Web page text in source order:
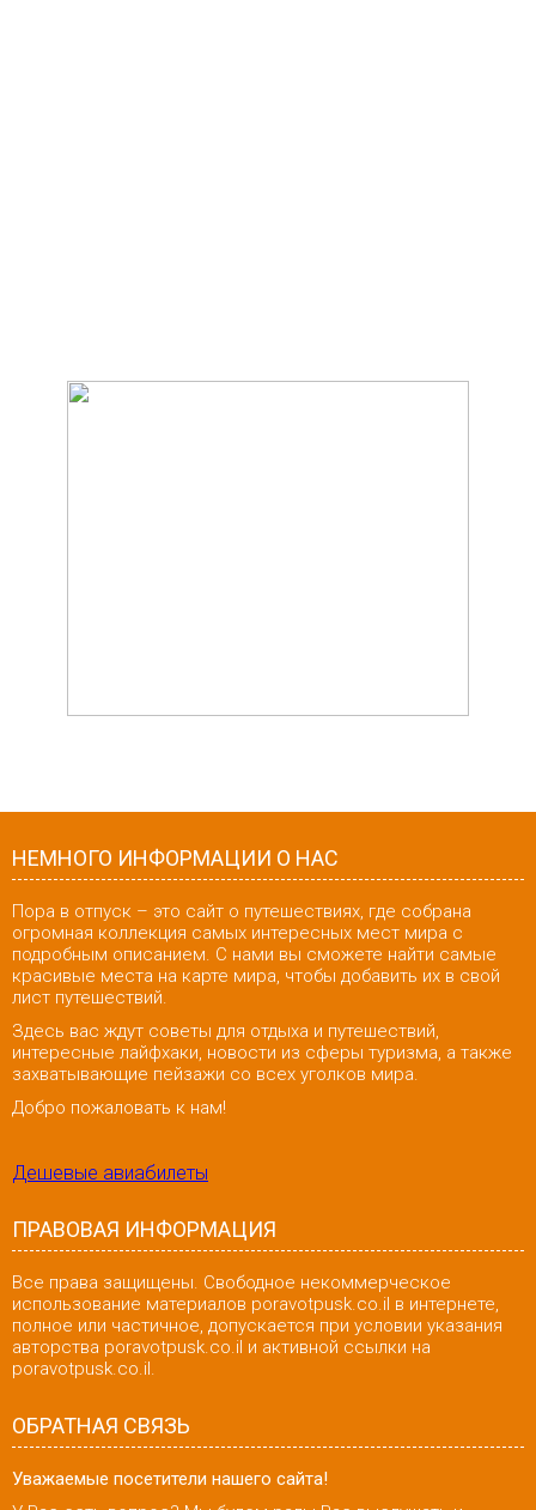
НЕМНОГО ИНФОРМАЦИИ О НАС
Пора в отпуск – это сайт о путешествиях, где собрана
огромная коллекция самых интересных мест мира с
подробным описанием. С нами вы сможете найти самые
красивые места на карте мира, чтобы добавить их в свой
лист путешествий.
Здесь вас ждут советы для отдыха и путешествий,
интересные лайфхаки, новости из сферы туризма, а также
захватывающие пейзажи со всех уголков мира.
Добро пожаловать к нам!
Дешевые авиабилеты
ПРАВОВАЯ ИНФОРМАЦИЯ
Все права защищены. Свободное некоммерческое
использование материалов poravotpusk.co.il в интернете,
полное или частичное, допускается при условии указания
авторства poravotpusk.co.il и активной ссылки на
poravotpusk.co.il.
ОБРАТНАЯ СВЯЗЬ
Уважаемые посетители нашего сайта!